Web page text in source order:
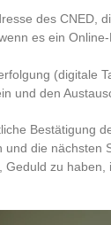
des CNED,
es ein
(digitale
und den
Bestätigung
die nächsten
zu